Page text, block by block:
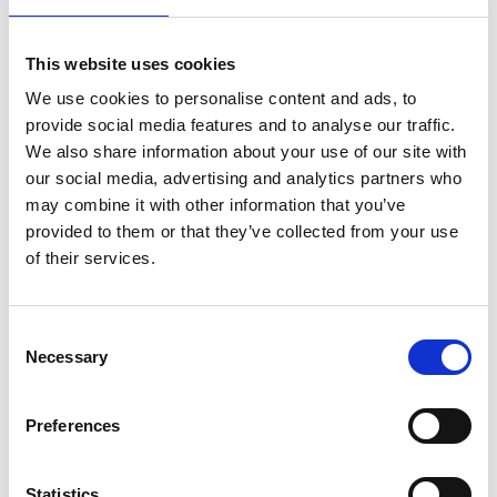
This website uses cookies
We use cookies to personalise content and ads, to
provide social media features and to analyse our traffic.
We also share information about your use of our site with
our social media, advertising and analytics partners who
may combine it with other information that you’ve
provided to them or that they’ve collected from your use
of their services.
Selection
Necessary
Preferences
Deporte en la naturaleza: Nuestro EcoResort está rodeado
de colinas, montañas y senderos. Por ello, si el ejercicio
físico al aire libre es una de vuestras aficiones favoritas, os
sugerimos un
Baños de Bosque:
o Shinrin-Yoku
caminar, de modo que se motiva el
estar en el presente
reforzar valores como la